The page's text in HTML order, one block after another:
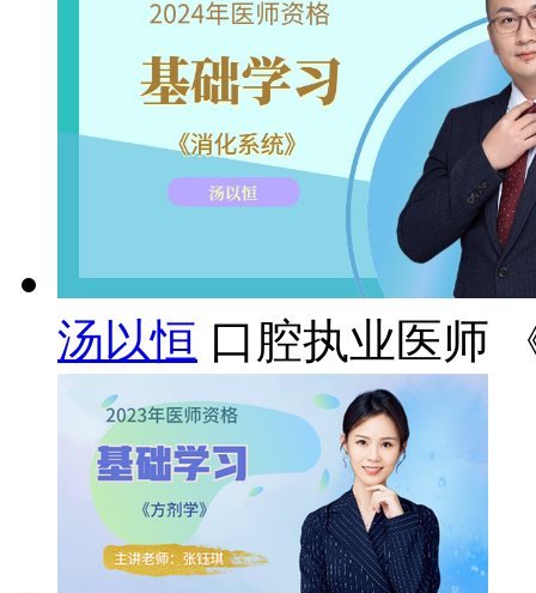
汤以恒 口腔执业医师